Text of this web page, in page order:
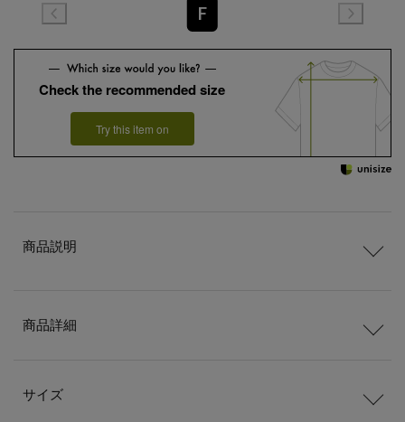
F
Check the recommended size
Try this item on
商品説明
商品詳細
サイズ